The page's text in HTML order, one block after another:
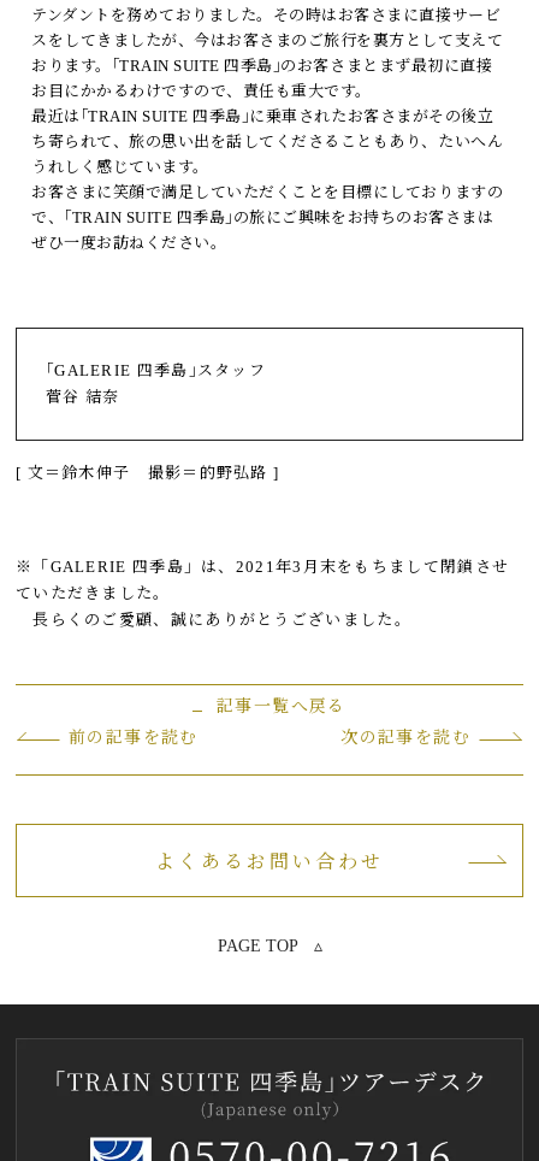
テンダントを務めておりました。その時はお客さまに直接サービ
スをしてきましたが、今はお客さまのご旅行を裏方として支えて
おります。｢TRAIN SUITE 四季島｣のお客さまとまず最初に直接
お目にかかるわけですので、責任も重大です。
最近は｢TRAIN SUITE 四季島｣に乗車されたお客さまがその後立
ち寄られて、旅の思い出を話してくださることもあり、たいへん
うれしく感じています。
お客さまに笑顔で満足していただくことを目標にしておりますの
で、｢TRAIN SUITE 四季島｣の旅にご興味をお持ちのお客さまは
ぜひ一度お訪ねください。
｢GALERIE 四季島｣スタッフ
菅谷 結奈
[ 文＝鈴木伸子 撮影＝的野弘路 ]
※「GALERIE 四季島」は、2021年3月末をもちまして閉鎖させ
ていただきました。
長らくのご愛顧、誠にありがとうございました。
記事一覧へ戻る
前の記事を読む
次の記事を読む
よくあるお問い合わせ
PAGE TOP ▵